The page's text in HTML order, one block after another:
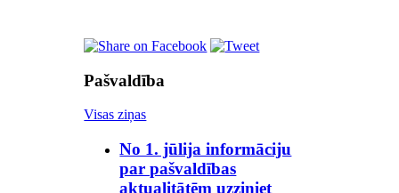
Pašvaldība
Visas ziņas
No 1. jūlija informāciju
par pašvaldības
aktualitātēm uzziniet